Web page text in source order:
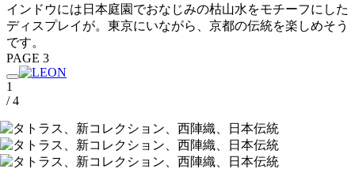
インドウには日本庭園でおなじみの枯山水をモチーフにした
ディスプレイが。東京にいながら、京都の伝統を楽しめそう
です。
PAGE 3
1
/ 4